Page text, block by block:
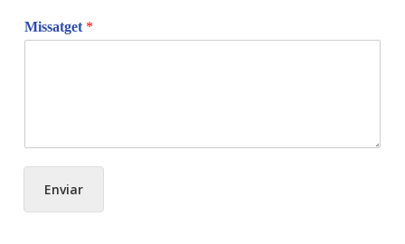
Missatget *
Enviar